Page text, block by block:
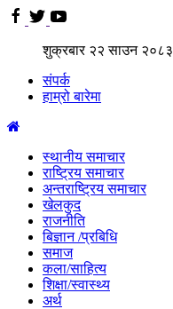
शुक्रबार २२साउन २०८३
संपर्क
हाम्रो बारेमा
स्थानीय समाचार
राष्ट्रिय समाचार
अन्तराष्ट्रिय समाचार
खेलकुद
राजनीति
बिज्ञान /प्रबिधि
समाज
कला/साहित्य
शिक्षा/स्वास्थ्य
अर्थ